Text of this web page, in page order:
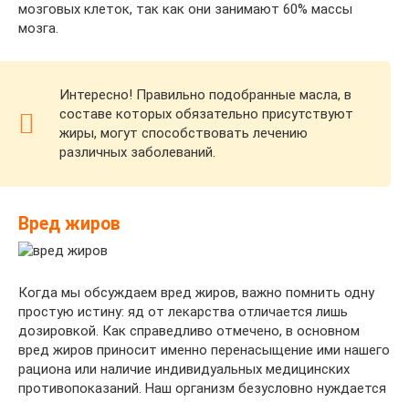
мозговых клеток, так как они занимают 60% массы
мозга.
Интересно! Правильно подобранные масла, в
составе которых обязательно присутствуют
жиры, могут способствовать лечению
различных заболеваний.
Вред жиров
Когда мы обсуждаем вред жиров, важно помнить одну
простую истину: яд от лекарства отличается лишь
дозировкой. Как справедливо отмечено, в основном
вред жиров приносит именно перенасыщение ими нашего
рациона или наличие индивидуальных медицинских
противопоказаний. Наш организм безусловно нуждается